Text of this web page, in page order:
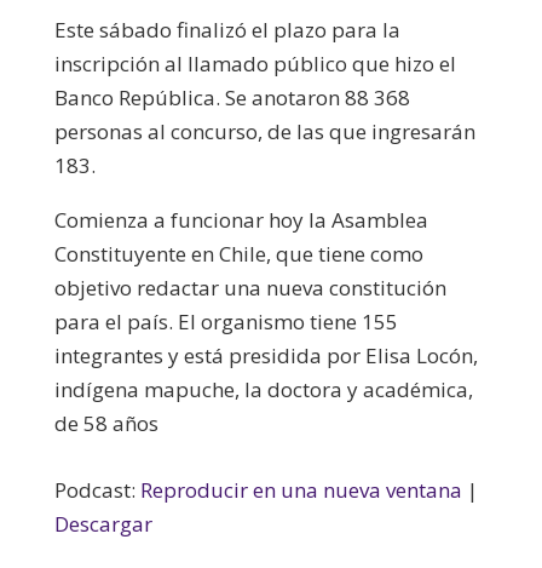
Este sábado finalizó el plazo para la
inscripción al llamado público que hizo el
Banco República. Se anotaron 88 368
personas al concurso, de las que ingresarán
183.
Comienza a funcionar hoy la Asamblea
Constituyente en Chile, que tiene como
objetivo redactar una nueva constitución
para el país. El organismo tiene 155
integrantes y está presidida por Elisa Locón,
indígena mapuche, la doctora y académica,
de 58 años
Podcast: Reproducir en una nueva ventana |
Descargar